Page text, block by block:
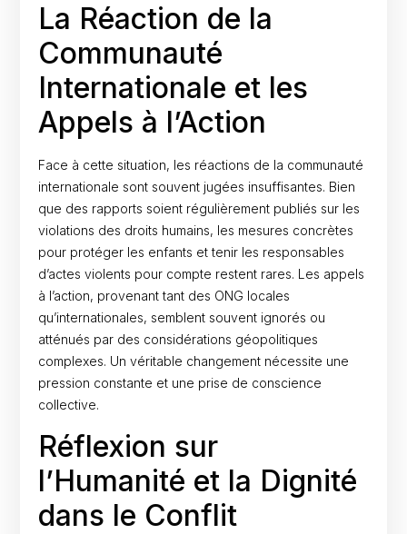
La Réaction de la
Communauté
Internationale et les
Appels à l’Action
Face à cette situation, les réactions de la communauté
internationale sont souvent jugées insuffisantes. Bien
que des rapports soient régulièrement publiés sur les
violations des droits humains, les mesures concrètes
pour protéger les enfants et tenir les responsables
d’actes violents pour compte restent rares. Les appels
à l’action, provenant tant des ONG locales
qu’internationales, semblent souvent ignorés ou
atténués par des considérations géopolitiques
complexes. Un véritable changement nécessite une
pression constante et une prise de conscience
collective.
Réflexion sur
l’Humanité et la Dignité
dans le Conflit